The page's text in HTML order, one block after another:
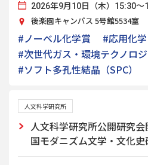
2026年9月10日（木）15:30～
後楽園キャンパス 5号館5534室
#ノーベル化学賞
#応用化学
#次世代ガス・環境テクノロ
#ソフト多孔性結晶（SPC）
人文科学研究所
人文科学研究所公開研究
国モダニズム文学・文化史